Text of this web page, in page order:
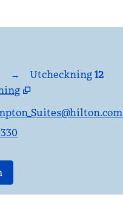
→ Utcheckning 12